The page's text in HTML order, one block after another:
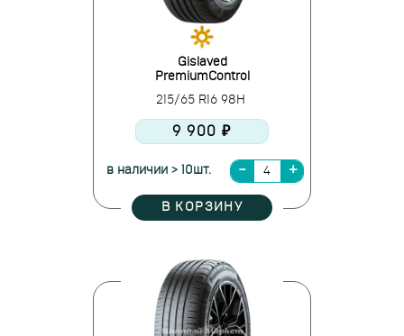
Gislaved
PremiumControl
215/65 R16 98H
9 900 ₽
в наличии > 10шт.
В КОРЗИНУ